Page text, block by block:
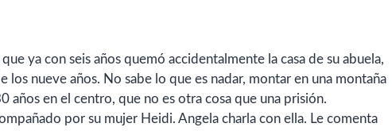
ya con seis años quemó accidentalmente la casa de su abuela,
los nueve años. No sabe lo que es nadar, montar en una montaña
años en el centro, que no es otra cosa que una prisión.
por su mujer Heidi. Angela charla con ella. Le comenta